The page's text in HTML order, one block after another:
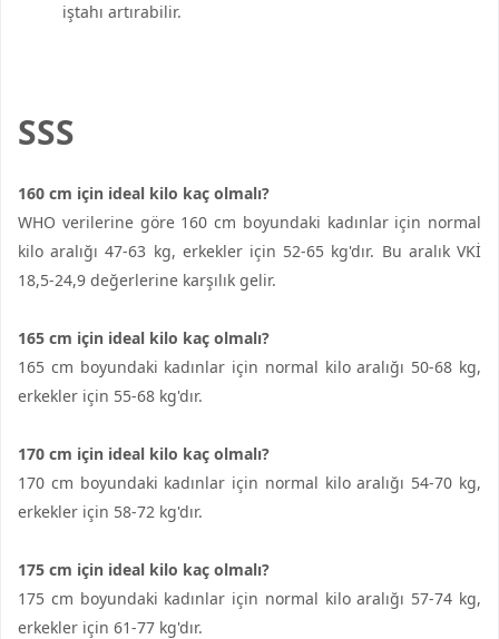
iştahı artırabilir.
SSS
160 cm için ideal kilo kaç olmalı?
WHO verilerine göre 160 cm boyundaki kadınlar için normal
kilo aralığı 47-63 kg, erkekler için 52-65 kg'dır. Bu aralık VKİ
18,5-24,9 değerlerine karşılık gelir.
165 cm için ideal kilo kaç olmalı?
165 cm boyundaki kadınlar için normal kilo aralığı 50-68 kg,
erkekler için 55-68 kg'dır.
170 cm için ideal kilo kaç olmalı?
170 cm boyundaki kadınlar için normal kilo aralığı 54-70 kg,
erkekler için 58-72 kg'dır.
175 cm için ideal kilo kaç olmalı?
175 cm boyundaki kadınlar için normal kilo aralığı 57-74 kg,
erkekler için 61-77 kg'dır.